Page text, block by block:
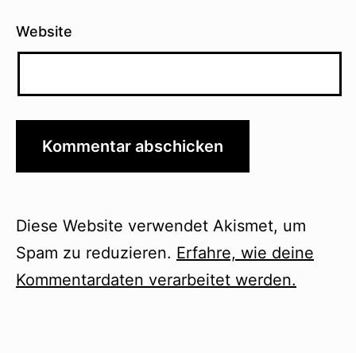
Website
Diese Website verwendet Akismet, um
Spam zu reduzieren. Erfahre, wie deine
Kommentardaten verarbeitet werden.